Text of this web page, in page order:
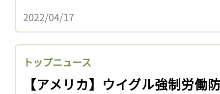
2022/04/17
トップニュース
【アメリカ】ウイグル強制労働